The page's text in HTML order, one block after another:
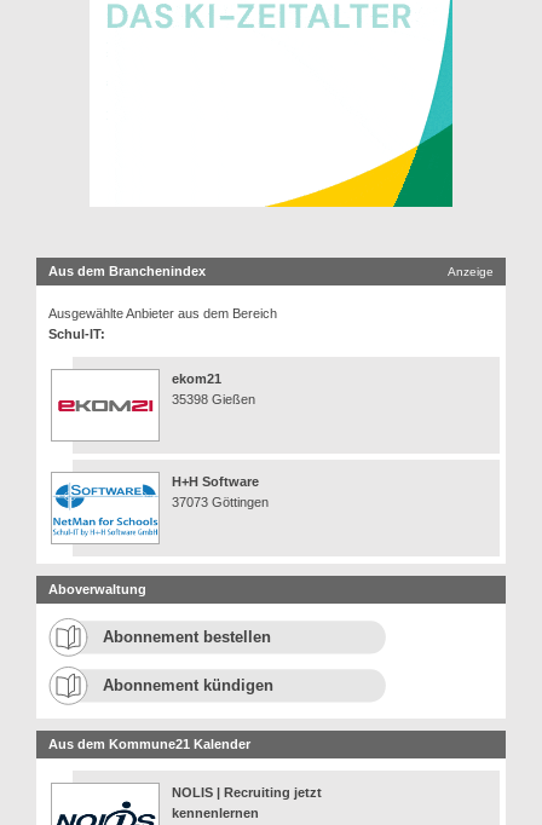
Aus dem Branchenindex Anzeige
Ausgewählte Anbieter aus dem Bereich
Schul-IT:
ekom21
35398 Gießen
H+H Software
37073 Göttingen
Aboverwaltung
Abonnement bestellen
Abonnement kündigen
Aus dem Kommune21 Kalender
NOLIS | Recruiting jetzt
kennenlernen